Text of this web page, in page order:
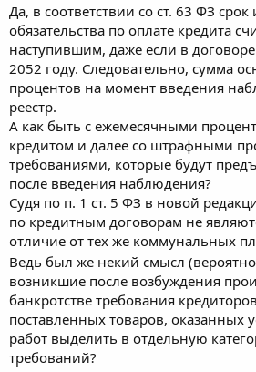
Да, в соответствии со ст. 63 ФЗ
обязательства по оплате кредита
наступившим, даже если в
2052 году. Следовательно, сумма
процентов на момент введения
реестр.
А как быть с ежемесячными
кредитом и далее со штрафными
требованиями, которые будут
после введения наблюдения?
Судя по п. 1 ст. 5 ФЗ в новой
по кредитным договорам не
отличие от тех же коммунальных
Ведь был же некий смысл (вероятно
возникшие после возбуждения
банкротстве требования
поставленных товаров, оказанных
работ выделить в отдельную
требований?